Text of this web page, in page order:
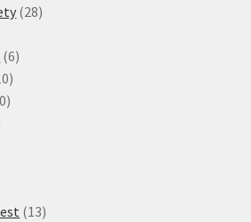
2828
66
10
produktů
30
1313